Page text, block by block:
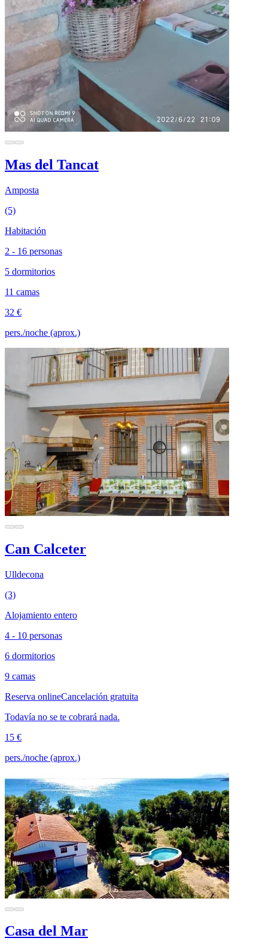
Mas del Tancat
Amposta
(5)
Habitación
2 - 16 personas
5 dormitorios
11 camas
32 €
pers./noche (aprox.)
Can Calceter
Ulldecona
(3)
Alojamiento entero
4 - 10 personas
6 dormitorios
9 camas
Reserva onlineCancelación gratuita
Todavía no se te cobrará nada.
15 €
pers./noche (aprox.)
Casa del Mar